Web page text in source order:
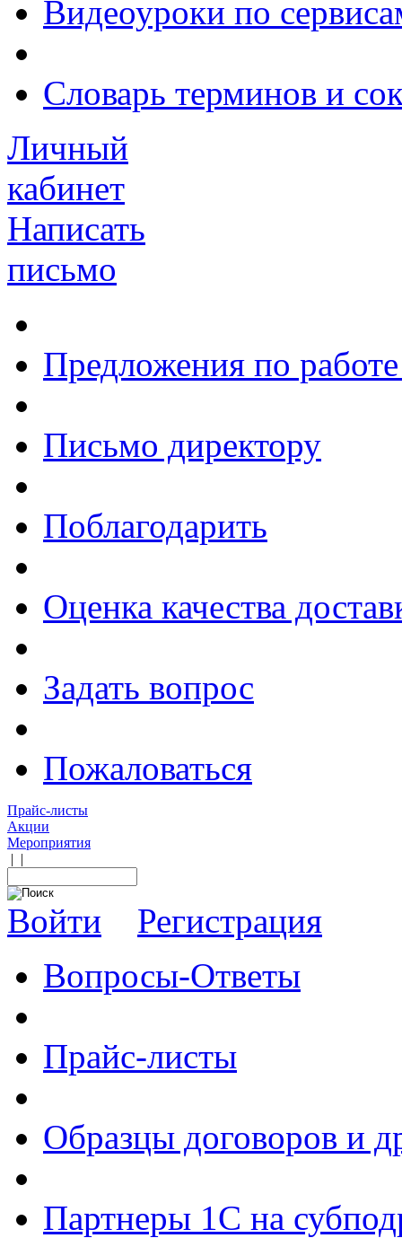
Видеоуроки по
Словарь терминов и
Личный
кабинет
Написать
письмо
Предложения по работе
Письмо директору
Поблагодарить
Оценка качества
Задать вопрос
Пожаловаться
Прайс-листы
Акции
Мероприятия
| |
Войти
Регистрация
Вопросы-Ответы
Прайс-листы
Образцы договоров и
Партнеры 1С на